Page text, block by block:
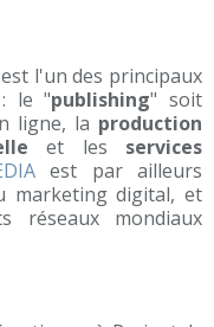
est l'un des principaux
le "publishing" soit
ligne, la production
et les services
est par ailleurs
marketing digital, et
réseaux mondiaux